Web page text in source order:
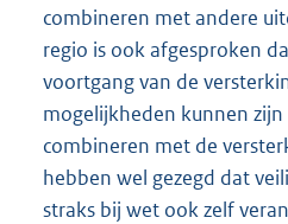
combineren met andere
regio is ook afgesproken
voortgang van de
mogelijkheden kunnen
combineren met de
hebben wel gezegd dat
straks bij wet ook zelf